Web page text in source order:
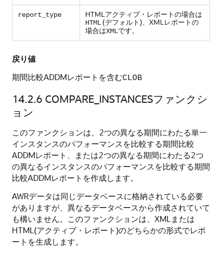
report_type HTMLアクティブ・レポートの場合は
HTML(デフォルト)、XMLレポートの
場合はXMLです。
戻り値
期間比較ADDMレポートを含むCLOB
14.2.6 COMPARE_INSTANCESファンクシ
ョン
このファンクションは、2つの異なる期間にわたる単一
インスタンスのパフォーマンスを比較する期間比較
ADDMレポート、または2つの異なる期間にわたる2つ
の異なるインスタンスのパフォーマンスを比較する期間
比較ADDMレポートを作成します。
AWRデータは同じデータベースに格納されている必要
がありますが、異なるデータベースから作成されていて
も構いません。このファンクションは、XMLまたは
HTML(アクティブ・レポート)のどちらかの形式でレポ
ートを生成します。